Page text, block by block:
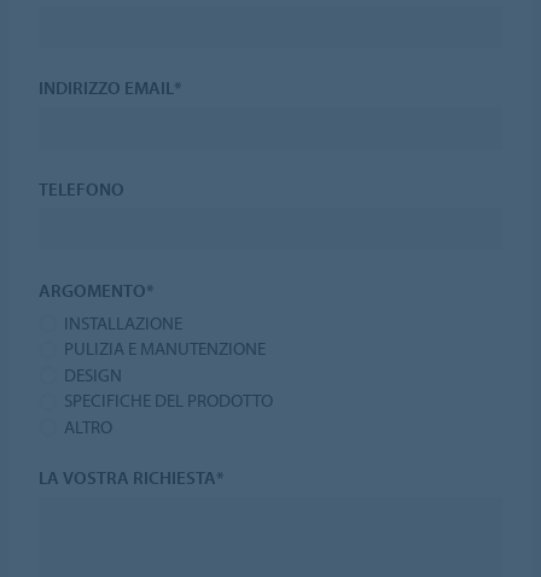
INDIRIZZO EMAIL*
TELEFONO
ARGOMENTO*
INSTALLAZIONE
PULIZIA E MANUTENZIONE
DESIGN
SPECIFICHE DEL PRODOTTO
ALTRO
LA VOSTRA RICHIESTA*